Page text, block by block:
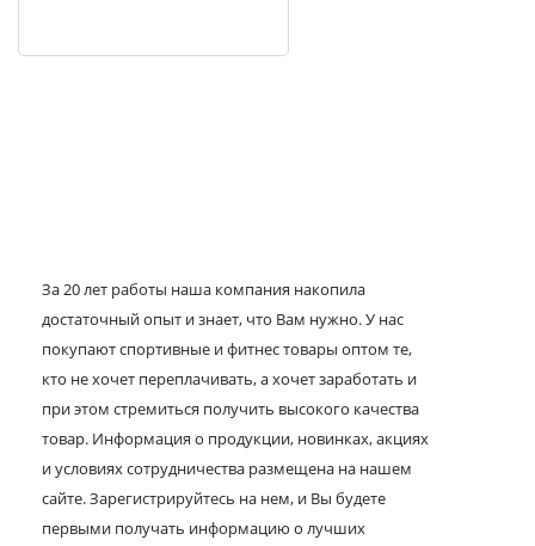
За 20 лет работы наша компания накопила
достаточный опыт и знает, что Вам нужно. У нас
покупают спортивные и фитнес товары оптом те,
кто не хочет переплачивать, а хочет заработать и
при этом стремиться получить высокого качества
товар. Информация о продукции, новинках, акциях
и условиях сотрудничества размещена на нашем
сайте. Зарегистрируйтесь на нем, и Вы будете
первыми получать информацию о лучших